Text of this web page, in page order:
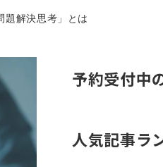
題解決思考」とは
予約受付中
人気記事ラ